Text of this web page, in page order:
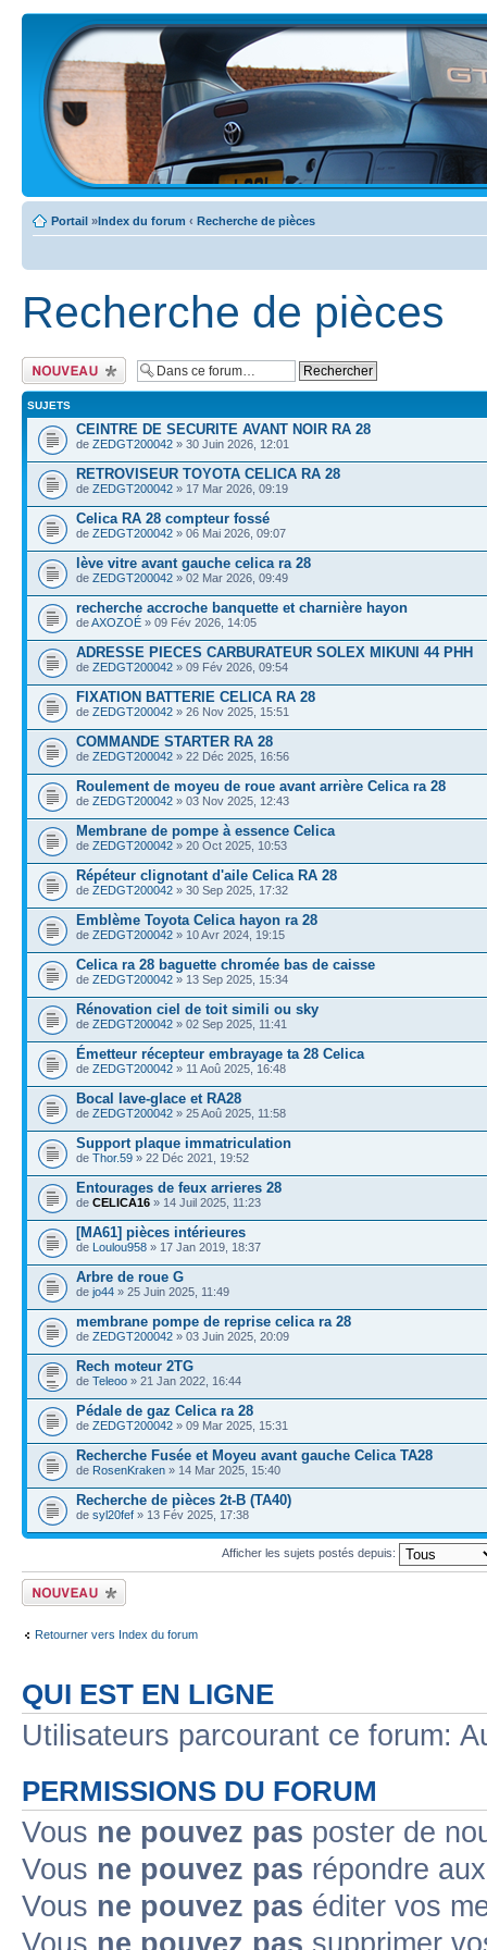
Portail »Index du forum ‹ Recherche de pièces
Recherche de pièces
Ecrire un nouveau
sujet
SUJETS
CEINTRE DE SECURITE AVANT NOIR RA 28
de ZEDGT200042 » 30 Juin 2026, 12:01
RETROVISEUR TOYOTA CELICA RA 28
de ZEDGT200042 » 17 Mar 2026, 09:19
Celica RA 28 compteur fossé
de ZEDGT200042 » 06 Mai 2026, 09:07
lève vitre avant gauche celica ra 28
de ZEDGT200042 » 02 Mar 2026, 09:49
recherche accroche banquette et charnière hayon
deAXOZOÉ » 09 Fév 2026, 14:05
ADRESSE PIECES CARBURATEUR SOLEX MIKUNI 44 PHH
de ZEDGT200042 » 09 Fév 2026, 09:54
FIXATION BATTERIE CELICA RA 28
de ZEDGT200042 » 26 Nov 2025, 15:51
COMMANDE STARTER RA 28
de ZEDGT200042 » 22 Déc 2025, 16:56
Roulement de moyeu de roue avant arrière Celica ra 28
de ZEDGT200042 » 03 Nov 2025, 12:43
Membrane de pompe à essence Celica
de ZEDGT200042 » 20 Oct 2025, 10:53
Répéteur clignotant d'aile Celica RA 28
de ZEDGT200042 » 30 Sep 2025, 17:32
Emblème Toyota Celica hayon ra 28
de ZEDGT200042 » 10 Avr 2024, 19:15
Celica ra 28 baguette chromée bas de caisse
de ZEDGT200042 » 13 Sep 2025, 15:34
Rénovation ciel de toit simili ou sky
de ZEDGT200042 » 02 Sep 2025, 11:41
Émetteur récepteur embrayage ta 28 Celica
de ZEDGT200042 » 11 Aoû 2025, 16:48
Bocal lave-glace et RA28
de ZEDGT200042 » 25 Aoû 2025, 11:58
Support plaque immatriculation
de Thor.59 » 22 Déc 2021, 19:52
Entourages de feux arrieres 28
de CELICA16 » 14 Juil 2025, 11:23
[MA61] pièces intérieures
de Loulou958 » 17 Jan 2019, 18:37
Arbre de roue G
de jo44 » 25 Juin 2025, 11:49
membrane pompe de reprise celica ra 28
de ZEDGT200042 » 03 Juin 2025, 20:09
Rech moteur 2TG
de Teleoo » 21 Jan 2022, 16:44
Pédale de gaz Celica ra 28
de ZEDGT200042 » 09 Mar 2025, 15:31
Recherche Fusée et Moyeu avant gauche Celica TA28
de RosenKraken » 14 Mar 2025, 15:40
Recherche de pièces 2t-B (TA40)
de syl20fef » 13 Fév 2025, 17:38
Afficher les sujets postés depuis:
Ecrire un nouveau
sujet
Retourner vers Index du forum
QUI EST EN LIGNE
Utilisateurs parcourant ce forum:
PERMISSIONS DU FORUM
Vous ne pouvez pas poster de
Vous ne pouvez pas répondre
Vous ne pouvez pas éditer vos
Vous ne pouvez pas supprimer